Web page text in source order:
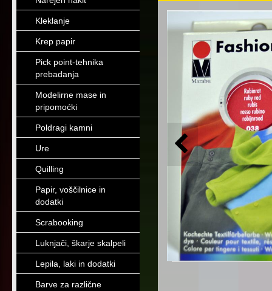
Kleklanje
Krep papir
Pick point-tehnika
prebadanja
Modelirne mase in
pripomoćki
Poldragi kamni
Ure
Quilling
Papir, voščilnice in
dodatki
Scrabooking
Luknjači, škarje skalpeli
Lepila, laki in dodatki
Barve za različne